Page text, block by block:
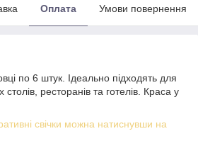
Оплата Умови повернення
по 6 штук. Ідеально підходять для
ресторанів та готелів. Краса у
свічки можна натиснувши на